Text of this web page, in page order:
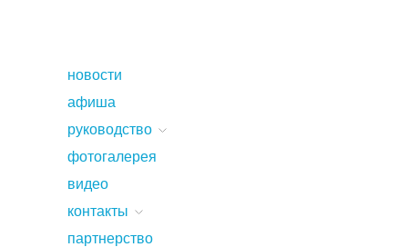
новости
афиша
руководство
фотогалерея
видео
контакты
партнерство